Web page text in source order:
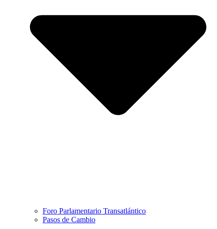
Foro Parlamentario Transatlántico
Pasos de Cambio